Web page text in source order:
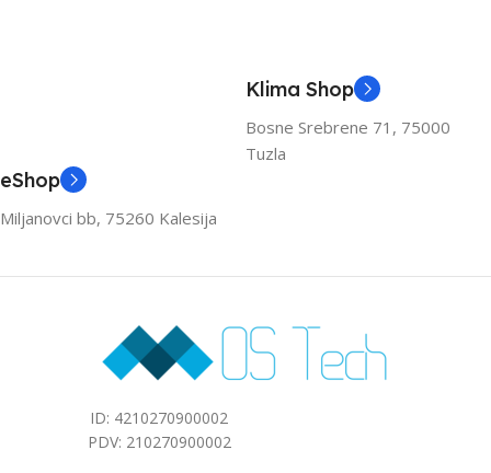
ZA PROSTOR DO (M2)
40
KAPACITET HLAĐENJA
3.6
40
Klima Shop
Bosne Srebrene 71, 75000
Tuzla
eShop
Miljanovci bb, 75260 Kalesija
ID: 4210270900002
PDV: 210270900002